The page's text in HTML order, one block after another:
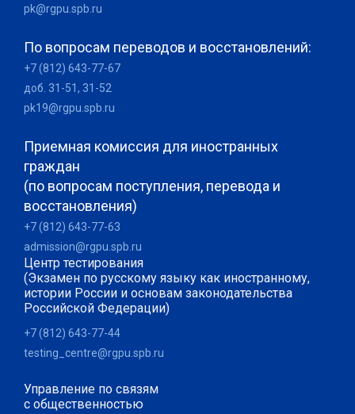
pk@rgpu.spb.ru
По вопросам переводов и восстановлений:
+7 (812) 643-77-67
доб. 31-51, 31-52
pk19@rgpu.spb.ru
Приемная комиссия для иностранных
граждан
(по вопросам поступления, перевода и
восстановления)
+7 (812) 643-77-63
admission@rgpu.spb.ru
Центр тестирования
(Экзамен по русскому языку как иностранному,
истории России и основам законодательства
Российской Федерации)
+7 (812) 643-77-44
testing_centre@rgpu.spb.ru
Управление по связям
с общественностью